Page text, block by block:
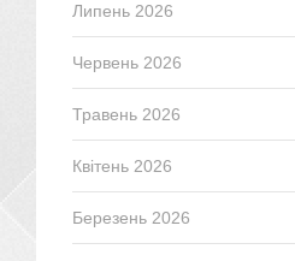
Липень 2026
Червень 2026
Травень 2026
Квітень 2026
Березень 2026